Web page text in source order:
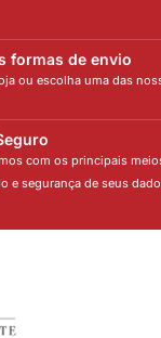
formas de envio
ou escolha uma das
com os principais
e segurança de seus